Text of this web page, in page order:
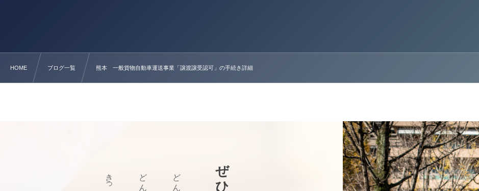
HOME ブログ一覧 熊本 一般貨物自動車運送事業「譲渡譲受認可」の手続き詳細